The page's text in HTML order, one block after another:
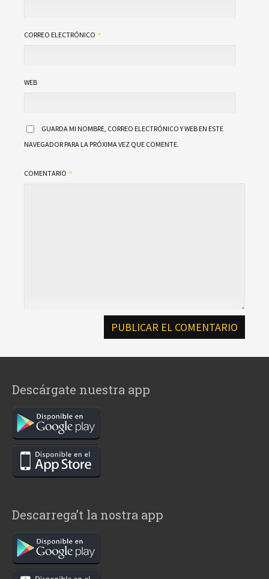
CORREO ELECTRÓNICO
WEB
GUARDA MI NOMBRE, CORREO ELECTRÓNICO Y WEB EN ESTE
NAVEGADOR PARA LA PRÓXIMA VEZ QUE COMENTE.
COMENTARIO
Descárgate nuestra app
Descarrega’t la nostra app